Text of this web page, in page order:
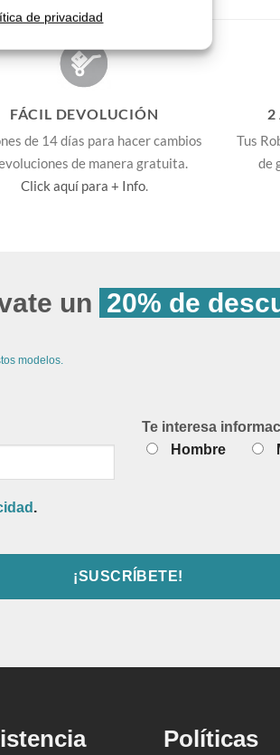
de privacidad
FÁCIL DEVOLUCIÓN
de 14 días para hacer cambios
de manera gratuita.
Click aquí para + Info.
2
Tus
de
un 20% de
modelos.
.
Te interesa
Hombre
Políticas